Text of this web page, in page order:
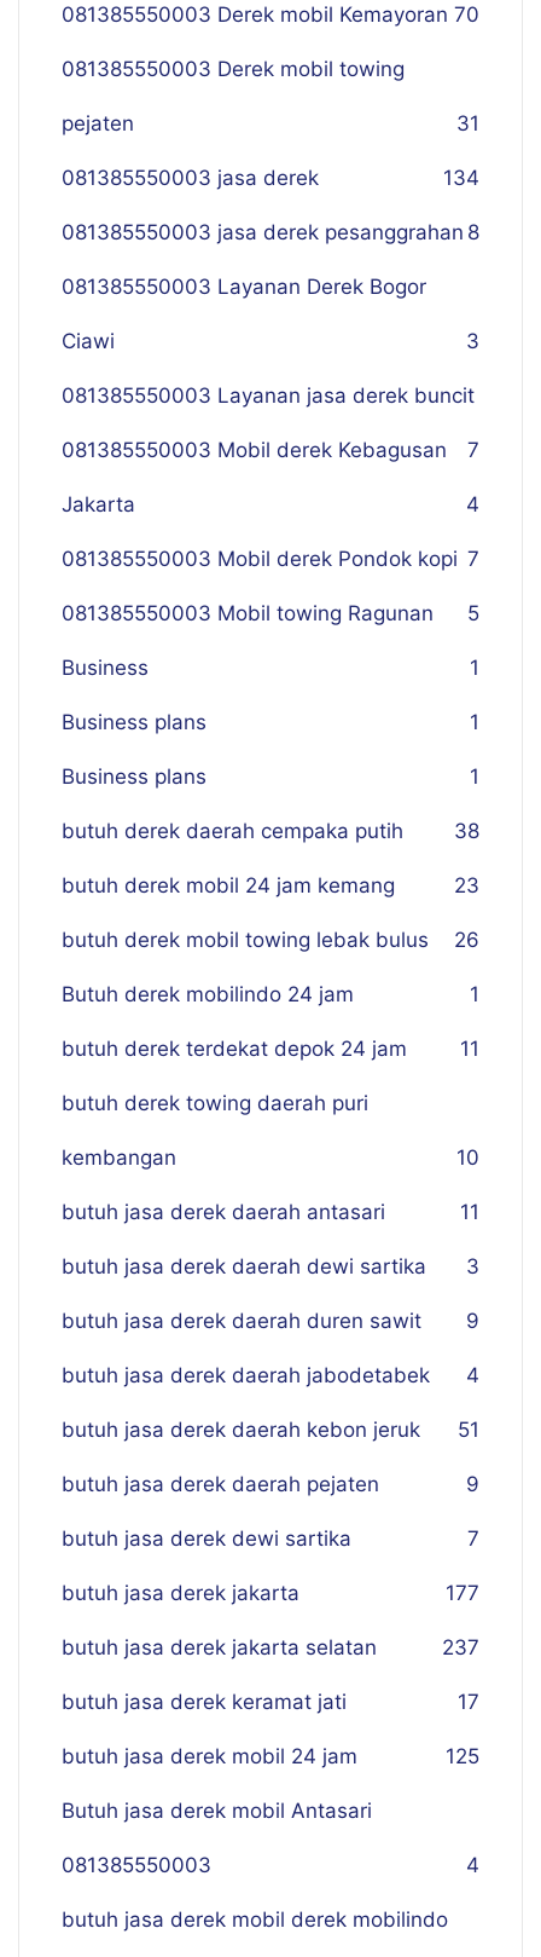
081385550003 Derek mobil Kemayoran 70
081385550003 Derek mobil towing
pejaten 31
081385550003 jasa derek 134
081385550003 jasa derek pesanggrahan 8
081385550003 Layanan Derek Bogor
Ciawi 3
081385550003 Layanan jasa derek buncit
7
081385550003 Mobil derek Kebagusan
Jakarta 4
081385550003 Mobil derek Pondok kopi 7
081385550003 Mobil towing Ragunan 5
Business 1
Business plans 1
Business plans 1
butuh derek daerah cempaka putih 38
butuh derek mobil 24 jam kemang 23
butuh derek mobil towing lebak bulus 26
Butuh derek mobilindo 24 jam 1
butuh derek terdekat depok 24 jam 11
butuh derek towing daerah puri
kembangan 10
butuh jasa derek daerah antasari 11
butuh jasa derek daerah dewi sartika 3
butuh jasa derek daerah duren sawit 9
butuh jasa derek daerah jabodetabek 4
butuh jasa derek daerah kebon jeruk 51
butuh jasa derek daerah pejaten 9
butuh jasa derek dewi sartika 7
butuh jasa derek jakarta 177
butuh jasa derek jakarta selatan 237
butuh jasa derek keramat jati 17
butuh jasa derek mobil 24 jam 125
Butuh jasa derek mobil Antasari
081385550003 4
butuh jasa derek mobil derek mobilindo